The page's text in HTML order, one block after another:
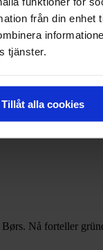
från din enhet
tjänster.
Tillåt alla cookies
Nå forteller